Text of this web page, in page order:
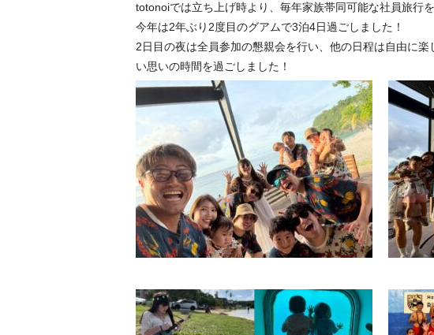
totonoiでは立ち上げ時より、毎年家族帯同可能な社員旅行
今年は2年ぶり2度目のグアムで3泊4日過ごしました！
2日目の夜は全員参加の懇親会を行い、他の日程は自由に
い思いの時間を過ごしました！